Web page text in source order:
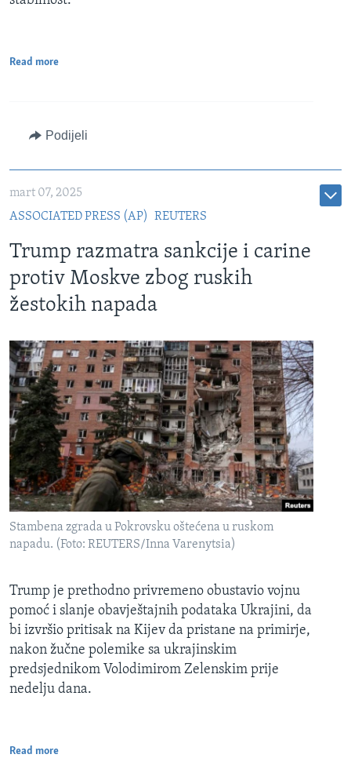
Read more
Podijeli
mart 07, 2025
ASSOCIATED PRESS (AP)
REUTERS
Trump razmatra sankcije i carine
protiv Moskve zbog ruskih
žestokih napada
Stambena zgrada u Pokrovsku oštećena u ruskom
napadu. (Foto: REUTERS/Inna Varenytsia)
Trump je prethodno privremeno obustavio vojnu
pomoć i slanje obavještajnih podataka Ukrajini, da
bi izvršio pritisak na Kijev da pristane na primirje,
nakon žučne polemike sa ukrajinskim
predsjednikom Volodimirom Zelenskim prije
nedelju dana.
Read more